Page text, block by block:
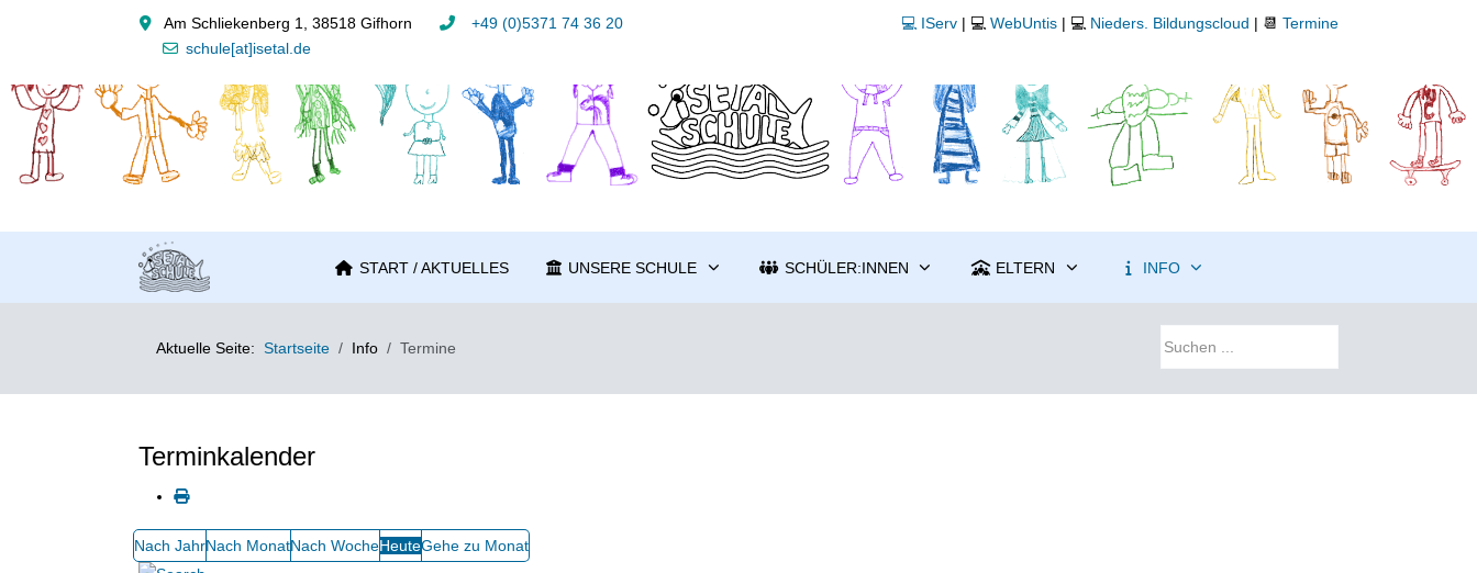
Am Schliekenberg 1, 38518 Gifhorn
+49 (0)5371 74 36 20
schule[at]isetal.de
💻 IServ | 💻 WebUntis | 💻 Nieders. Bildungscloud | 📆 Termine
START / AKTUELLES UNSERE SCHULE SCHÜLER:INNEN ELTERN INFO
Aktuelle Seite: Startseite Info Termine
Terminkalender
Nach JahrNach MonatNach WocheHeuteGehe zu Monat